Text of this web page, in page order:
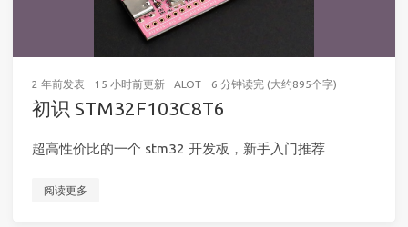
2 年前发表 15 小时前更新 ALOT 6 分钟读完 (大约895个字)
初识 STM32F103C8T6
超高性价比的一个 stm32 开发板，新手入门推荐
阅读更多